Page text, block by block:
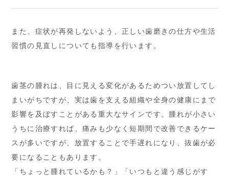
また、症状が再発しないよう、正しい歯磨きの仕方や生活
習慣の見直しについても指導を行います。
歯茎の腫れは、目に見える変化があるためつい放置してし
まいがちですが、実は歯を支える組織や全身の健康にまで
影響を及ぼすことがある重大なサインです。腫れが小さい
うちに治療すれば、痛みも少なく短期間で改善できるケー
スが多いですが、放置することで手遅れになり、抜歯が必
要になることもあります。
「ちょっと腫れているかも？」「いつもと違う感じがす